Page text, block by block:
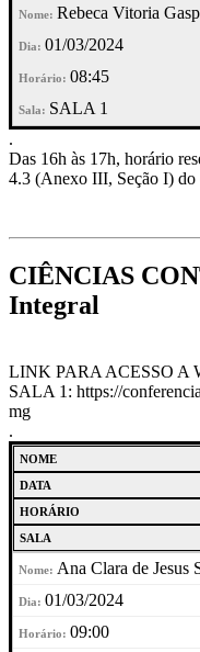
Rebeca Vitoria
01/03/2024
08:45
SALA 1
.
Das 16h às 17h, horário
4.3 (Anexo III, Seção I) do
CIÊNCIAS
Integral
LINK PARA ACESSO A
SALA 1: https://
mg
.
NOME
DATA
HORÁRIO
SALA
Ana Clara de Jesus
01/03/2024
09:00